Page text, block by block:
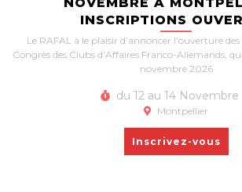
INSCRIPTIONS
Le RAFAL à le plaisir d’annoncer l’ouverture
Congrès des Clubs d’Affaires Franco-Allemands,
novembre 2026
du 12 au 14 Novembre
Montpellier
Inscrivez-vous